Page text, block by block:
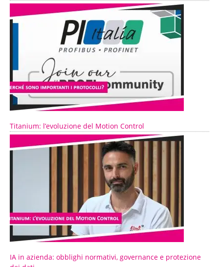
Titanium: l’evoluzione del Motion Control
IA in azienda: obblighi normativi, governance e protezione